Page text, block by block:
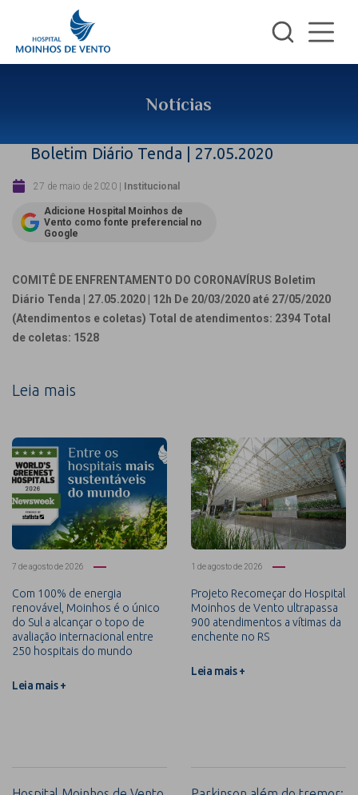
Notícias
Boletim Diário Tenda | 27.05.2020
27 de maio de 2020 | Institucional
Adicione Hospital Moinhos de
Vento como fonte preferencial no
Google
COMITÊ DE ENFRENTAMENTO DO CORONAVÍRUS Boletim
Diário Tenda | 27.05.2020 | 12h De 20/03/2020 até 27/05/2020
(Atendimentos e coletas) Total de atendimentos: 2394 Total
de coletas: 1528
Leia mais
7 de agosto de 2026
Com 100% de energia
renovável, Moinhos é o único
do Sul a alcançar o topo de
avaliação internacional entre
250 hospitais do mundo
Leia mais +
1 de agosto de 2026
Projeto Recomeçar do Hospital
Moinhos de Vento ultrapassa
900 atendimentos a vítimas da
enchente no RS
Leia mais +